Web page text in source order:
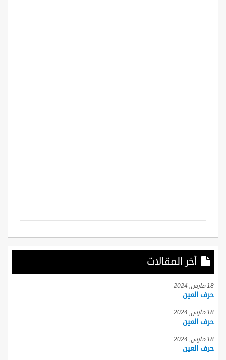
أخر المقالات
18 مارس, 2024
حرف العين
18 مارس, 2024
حرف العين
18 مارس, 2024
حرف العين